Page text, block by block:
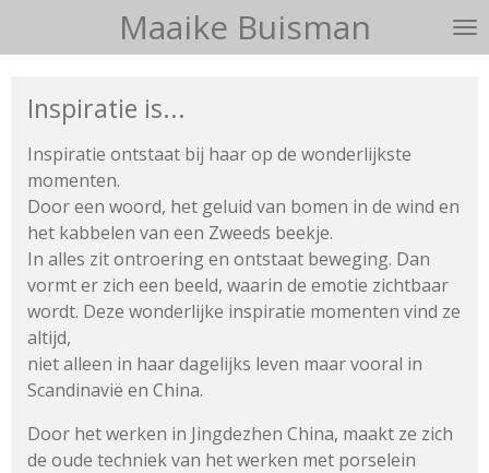
de
hoofdinhoud
Maaike Buisman
Inspiratie is...
Inspiratie ontstaat bij haar op de wonderlijkste
momenten.
Door een woord, het geluid van bomen in de wind en
het kabbelen van een Zweeds beekje.
In alles zit ontroering en ontstaat beweging. Dan
vormt er zich een beeld, waarin de emotie zichtbaar
wordt. Deze wonderlijke inspiratie momenten vind ze
altijd,
niet alleen in haar dagelijks leven maar vooral in
Scandinavië en China.
Door het werken in Jingdezhen China, maakt ze zich
de oude techniek van het werken met porselein